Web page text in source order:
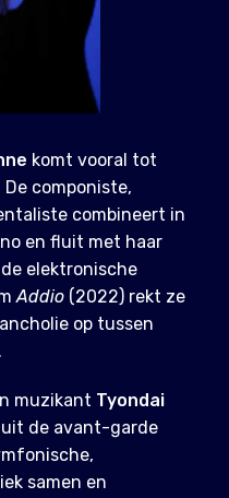
komt vooral tot
componiste,
combineert in
en fluit met haar
elektronische
Addio (2022) rekt ze
op tussen
muzikant Tyondai
de avant-garde
samen en